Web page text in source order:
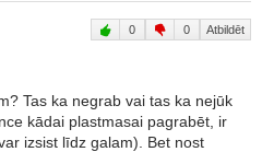
0 0 Atbildēt
Tas ka negrab vai tas ka nejūk
kādai plastmasai pagrabēt, ir
izsist līdz galam). Bet nost